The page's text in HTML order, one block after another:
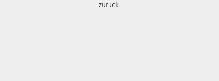
zurück.